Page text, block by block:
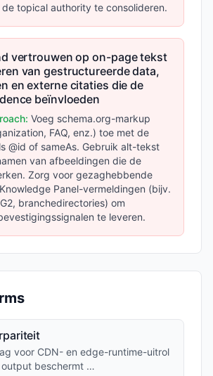
topical authority te consolideren.
vertrouwen op on-page tekst
van gestructureerde data,
en externe citaties die de
beïnvloeden
Voeg schema.org-markup
FAQ, enz.) toe met de
@id of sameAs. Gebruik alt-tekst
van afbeeldingen die de
Zorg voor gezaghebbende
Panel-vermeldingen (bijv.
branchedirectories) om
te leveren.
voor CDN- en edge-runtime-uitrol
beschermt …